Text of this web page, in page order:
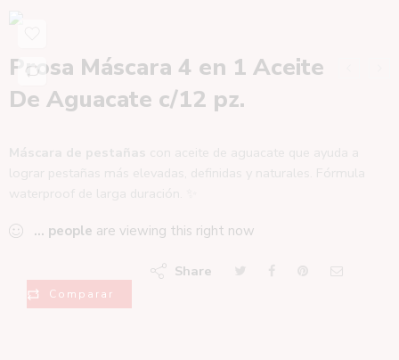
Prosa Máscara 4 en 1 Aceite
De Aguacate c/12 pz.
... people are viewing this right now
Comparar
Share